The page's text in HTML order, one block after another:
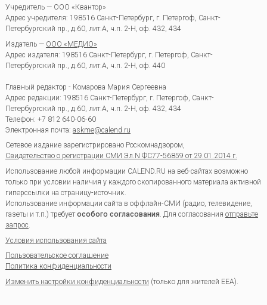
Учредитель — ООО «Квантор»
Адрес учредителя: 198516 Санкт-Петербург, г. Петергоф, Санкт-
Петербургский пр., д.60, лит.А, ч.п. 2-Н, оф. 432, 434
Издатель — ООО «МЕДИО»
Адрес издателя: 198516 Санкт-Петербург, г. Петергоф, Санкт-
Петербургский пр., д.60, лит.А, ч.п. 2-Н, оф. 440
Главный редактор - Комарова Мария Сергеевна
Адрес редакции: 198516 Санкт-Петербург, г. Петергоф Санкт-
Петербургский пр., д.60, лит.А, ч.п. 2-Н, оф. 432, 434
Телефон: +7 812 640-06-60
Электронная почта: askme@calend.ru
Сетевое издание зарегистрировано Роскомнадзором,
Свидетельство о регистрации СМИ Эл.N ФС77-56859 от 29.01.2014 г.
Использование любой информации CALEND.RU на веб-сайтах возможно
только при условии наличия у каждого скопированного материала активной
гиперссылки на страницу-источник.
Использование информации сайта в оффлайн-СМИ (радио, телевидение,
газеты и т.п.) требуетособого согласования. Для согласования отправьте
запрос.
Условия использования сайта
Пользовательское соглашение
Политика конфиденциальности
Изменить настройки конфиденциальности (только для жителей EEA).